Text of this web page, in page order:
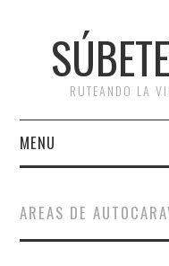
RUTEANDO LA
MENU
RUTAS
AREAS DE